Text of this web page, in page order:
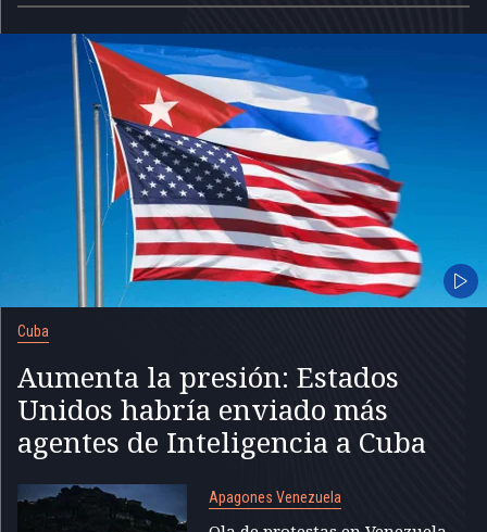
Cuba
Aumenta la presión: Estados
Unidos habría enviado más
agentes de Inteligencia a Cuba
Apagones Venezuela